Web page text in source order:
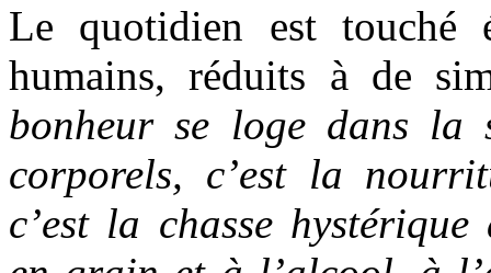
Le quotidien est touché
humains, réduits à de
bonheur se loge dans la
corporels, c’est la
c’est la chasse